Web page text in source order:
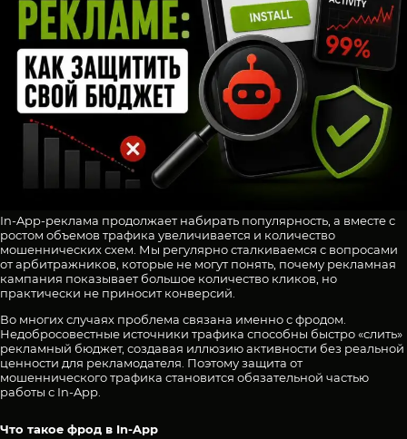
In-App-реклама продолжает набирать популярность, а вместе с
ростом объемов трафика увеличивается и количество
мошеннических схем. Мы регулярно сталкиваемся с вопросами
от арбитражников, которые не могут понять, почему рекламная
кампания показывает большое количество кликов, но
практически не приносит конверсий.
Во многих случаях проблема связана именно с фродом.
Недобросовестные источники трафика способны быстро «слить»
рекламный бюджет, создавая иллюзию активности без реальной
ценности для рекламодателя. Поэтому защита от
мошеннического трафика становится обязательной частью
работы с In-App.
Что такое фрод в In-App